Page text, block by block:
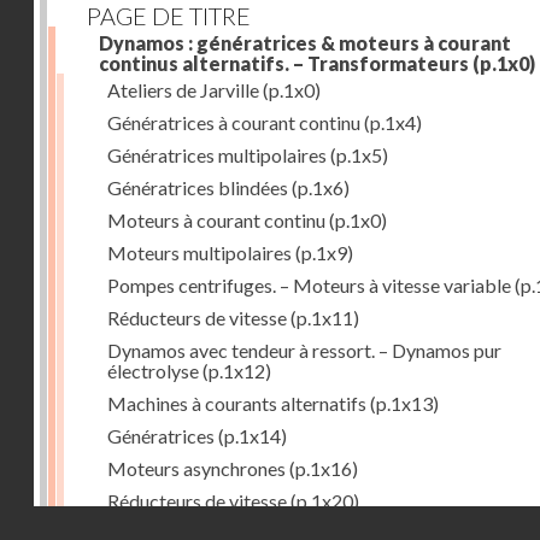
PAGE DE TITRE
Dynamos : génératrices & moteurs à courant
continus alternatifs. – Transformateurs (p.1x0)
Ateliers de Jarville(p.1x0)
Génératrices à courant continu(p.1x4)
Génératrices multipolaires (p.1x5)
Génératrices blindées (p.1x6)
Moteurs à courant continu(p.1x0)
Moteurs multipolaires (p.1x9)
Pompes centrifuges. – Moteurs à vitesse variable
Réducteurs de vitesse(p.1x11)
Dynamos avec tendeur à ressort. – Dynamos pur
électrolyse(p.1x12)
Machines à courants alternatifs (p.1x13)
Génératrices (p.1x14)
Moteurs asynchrones (p.1x16)
Réducteurs de vitesse(p.1x20)